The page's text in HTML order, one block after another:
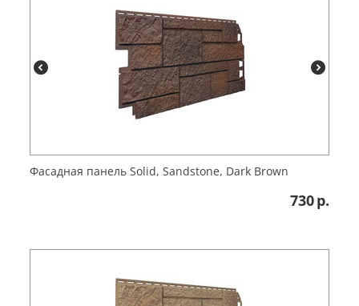
Фасадная панель Solid, Sandstone, Dark Brown
730р.